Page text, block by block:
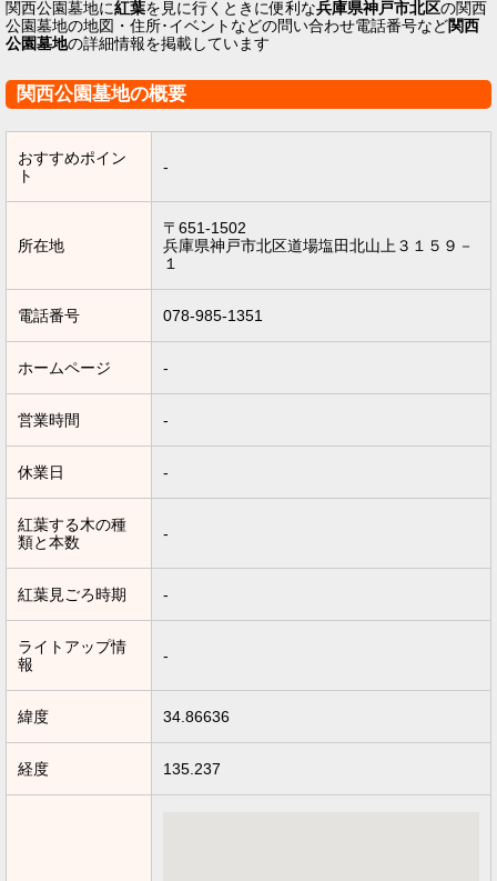
関西公園墓地に紅葉を見に行くときに便利な兵庫県神戸市北区の関西
公園墓地の地図・住所･イベントなどの問い合わせ電話番号など関西
公園墓地の詳細情報を掲載しています
関西公園墓地の概要
おすすめポイン
ト
-
所在地
〒651-1502
兵庫県神戸市北区道場塩田北山上３１５９－
１
電話番号 078-985-1351
ホームページ -
営業時間 -
休業日 -
紅葉する木の種
類と本数
-
紅葉見ごろ時期 -
ライトアップ情
報
-
緯度 34.86636
経度 135.237